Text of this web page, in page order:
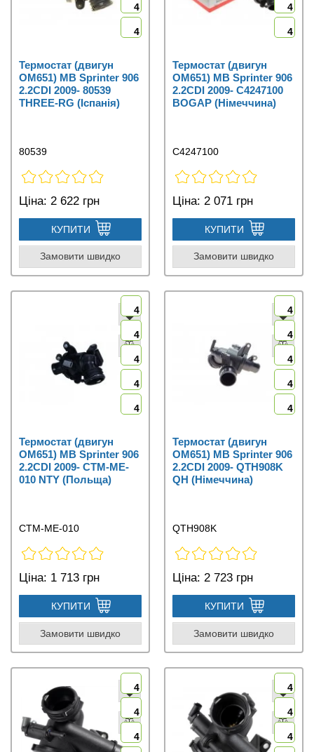
4
4
Термостат (двигун
OM651) MB Sprinter 906
2.2CDI 2009- 80539
THREE-RG (Іспанія)
80539
Ціна: 2 622 грн
КУПИТИ
Замовити швидко
4
4
Термостат (двигун
OM651) MB Sprinter 906
2.2CDI 2009- C4247100
BOGAP (Німеччина)
C4247100
Ціна: 2 071 грн
КУПИТИ
Замовити швидко
4
4
4
4
4
Термостат (двигун
OM651) MB Sprinter 906
2.2CDI 2009- CTM-ME-
010 NTY (Польща)
CTM-ME-010
Ціна: 1 713 грн
КУПИТИ
Замовити швидко
4
4
4
4
4
Термостат (двигун
OM651) MB Sprinter 906
2.2CDI 2009- QTH908K
QH (Німеччина)
QTH908K
Ціна: 2 723 грн
КУПИТИ
Замовити швидко
4
4
4
4
4
4